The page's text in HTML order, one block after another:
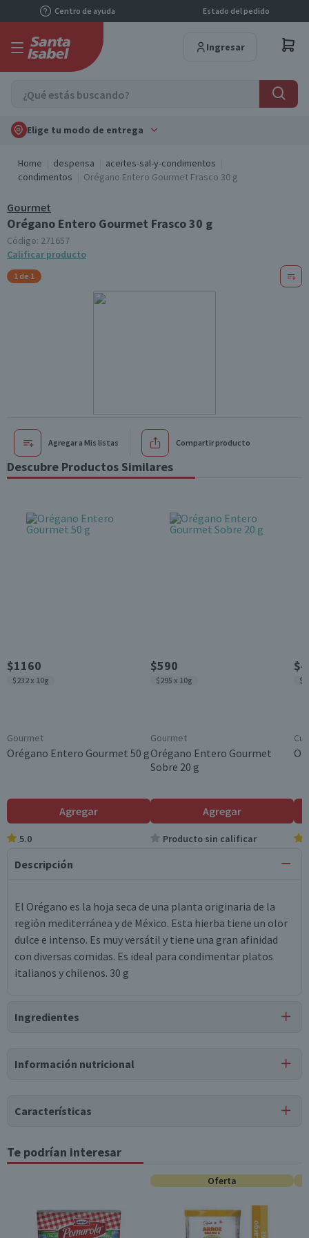
Centro de ayuda Estado del pedido
Ingresar
Elige tu modo de entrega
Home despensa
aceites-sal-y-condimentos
condimentos
Orégano Entero Gourmet Frasco 30 g
Gourmet
Orégano Entero Gourmet Frasco 30 g
Código: 271657
Calificar producto
1 de 1
Agregar a Mis listas Compartir producto
Descubre Productos Similares
$1160
$232 x 10g
Gourmet
Orégano Entero Gourmet 50 g
Agregar
5.0
$590
$295 x 10g
Gourmet
Orégano Entero Gourmet
Sobre 20 g
Agregar
Producto sin calificar
Descripción
El Orégano es la hoja seca de una planta originaria de la
región mediterránea y de México. Esta hierba tiene un olor
dulce e intenso. Es muy versátil y tiene una gran afinidad
con diversas comidas. Es ideal para condimentar platos
italianos y chilenos. 30 g
Ingredientes
Puede contener
Información nutricional
Tabla nutricional
medios
Grasas Totales (g) 4,3 0
Características
Tipo de Producto
Orégano
Contenido
Te podrían interesar
Oferta